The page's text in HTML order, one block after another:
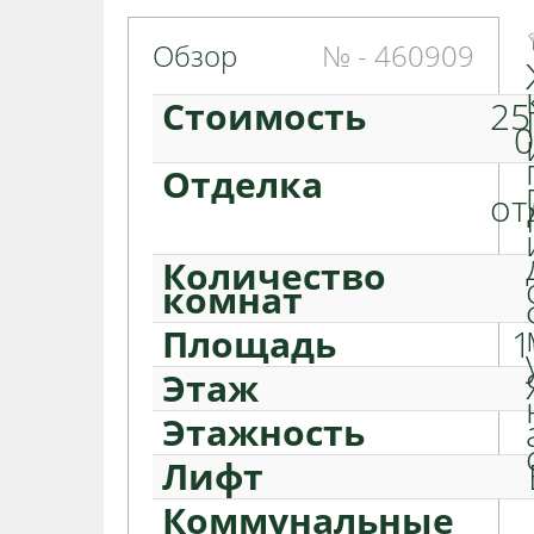
Обзор № - 460909
Стоимость
Отделка
Количество
комнат
Площадь
Этаж
Этажность
Лифт
Коммунальные